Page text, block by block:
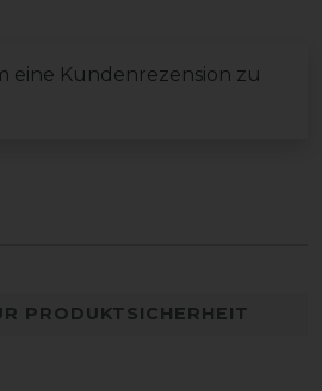
eine Kundenrezension zu
PRODUKTSICHERHEIT